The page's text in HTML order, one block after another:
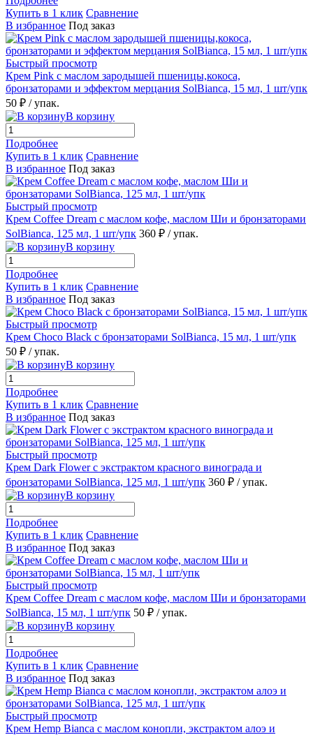
Купить в 1 клик Сравнение
В избранное Под заказ
Быстрый просмотр
Крем Pink с маслом зародышей пшеницы,кокоса,
бронзаторами и эффектом мерцания SolBianca, 15 мл, 1 шт/упк
50 ₽ / упак.
В корзину
Подробнее
Купить в 1 клик Сравнение
В избранное Под заказ
Быстрый просмотр
Крем Coffee Dream с маслом кофе, маслом Ши и бронзаторами
SolBianca, 125 мл, 1 шт/упк 360 ₽ / упак.
В корзину
Подробнее
Купить в 1 клик Сравнение
В избранное Под заказ
Быстрый просмотр
Крем Choco Black с бронзаторами SolBianca, 15 мл, 1 шт/упк
50 ₽ / упак.
В корзину
Подробнее
Купить в 1 клик Сравнение
В избранное Под заказ
Быстрый просмотр
Крем Dark Flower с экстрактом красного винограда и
бронзаторами SolBianca, 125 мл, 1 шт/упк 360 ₽ / упак.
В корзину
Подробнее
Купить в 1 клик Сравнение
В избранное Под заказ
Быстрый просмотр
Крем Coffee Dream с маслом кофе, маслом Ши и бронзаторами
SolBianca, 15 мл, 1 шт/упк 50 ₽ / упак.
В корзину
Подробнее
Купить в 1 клик Сравнение
В избранное Под заказ
Быстрый просмотр
Крем Hemp Bianca с маслом конопли, экстрактом алоэ и